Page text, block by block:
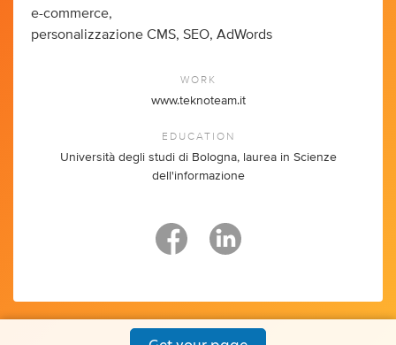
e-commerce,
personalizzazione CMS, SEO, AdWords
WORK
www.teknoteam.it
EDUCATION
Università degli studi di Bologna, laurea in Scienze
dell'informazione